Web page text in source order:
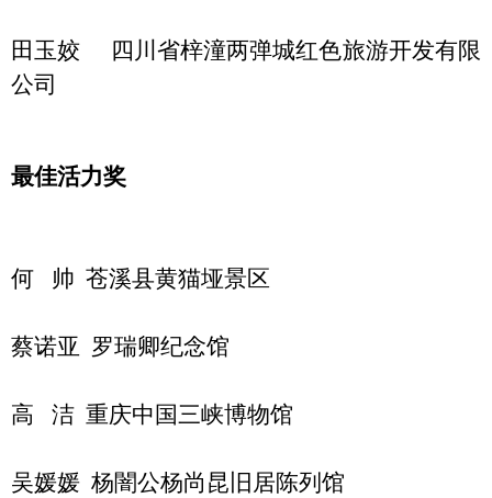
田玉姣 四川省梓潼两弹城红色旅游开发有限
公司
最佳活力奖
何 帅 苍溪县黄猫垭景区
蔡诺亚 罗瑞卿纪念馆
高 洁 重庆中国三峡博物馆
吴媛媛 杨闇公杨尚昆旧居陈列馆